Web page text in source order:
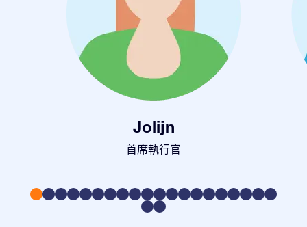
Jolijn
首席執行官